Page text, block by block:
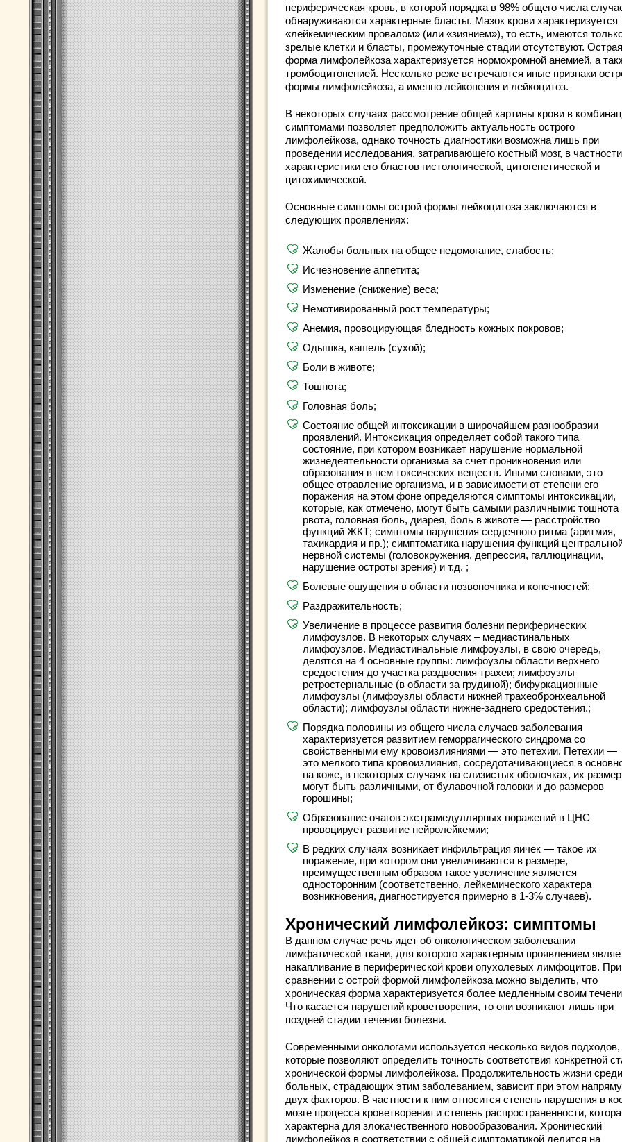
периферическая кровь, в которой порядка в 98% общего числа
обнаруживаются характерные бласты. Мазок крови характеризуется
«лейкемическим провалом» (или «зиянием»), то есть, имеются
зрелые клетки и бласты, промежуточные стадии отсутствуют. Острая
форма лимфолейкоза характеризуется нормохромной анемией, а
тромбоцитопенией. Несколько реже встречаются иные признаки
формы лимфолейкоза, а именно лейкопения и лейкоцитоз.
В некоторых случаях рассмотрение общей картины крови в
симптомами позволяет предположить актуальность острого
лимфолейкоза, однако точность диагностики возможна лишь при
проведении исследования, затрагивающего костный мозг, в
характеристики его бластов гистологической, цитогенетической и
цитохимической.
Основные симптомы острой формы лейкоцитоза заключаются в
следующих проявлениях:
Жалобы больных на общее недомогание, слабость;
Исчезновение аппетита;
Изменение (снижение) веса;
Немотивированный рост температуры;
Анемия, провоцирующая бледность кожных покровов;
Одышка, кашель (сухой);
Боли в животе;
Тошнота;
Головная боль;
Состояние общей интоксикации в широчайшем разнообразии
проявлений. Интоксикация определяет собой такого типа
состояние, при котором возникает нарушение нормальной
жизнедеятельности организма за счет проникновения или
образования в нем токсических веществ. Иными словами, это
общее отравление организма, и в зависимости от степени его
поражения на этом фоне определяются симптомы интоксикации,
которые, как отмечено, могут быть самыми различными: тошнота
рвота, головная боль, диарея, боль в животе — расстройство
функций ЖКТ; симптомы нарушения сердечного ритма (аритмия,
тахикардия и пр.); симптоматика нарушения функций
нервной системы (головокружения, депрессия, галлюцинации,
нарушение остроты зрения) и т.д. ;
Болевые ощущения в области позвоночника и конечностей;
Раздражительность;
Увеличение в процессе развития болезни периферических
лимфоузлов. В некоторых случаях – медиастинальных
лимфоузлов. Медиастинальные лимфоузлы, в свою очередь,
делятся на 4 основные группы: лимфоузлы области верхнего
средостения до участка раздвоения трахеи; лимфоузлы
ретростернальные (в области за грудиной); бифуркационные
лимфоузлы (лимфоузлы области нижней трахеобронхеальной
области); лимфоузлы области нижне-заднего средостения.;
Порядка половины из общего числа случаев заболевания
характеризуется развитием геморрагического синдрома со
свойственными ему кровоизлияниями — это петехии. Петехии —
это мелкого типа кровоизлияния, сосредотачивающиеся в
на коже, в некоторых случаях на слизистых оболочках, их
могут быть различными, от булавочной головки и до размеров
горошины;
Образование очагов экстрамедуллярных поражений в ЦНС
провоцирует развитие нейролейкемии;
В редких случаях возникает инфильтрация яичек — такое их
поражение, при котором они увеличиваются в размере,
преимущественным образом такое увеличение является
односторонним (соответственно, лейкемического характера
возникновения, диагностируется примерно в 1-3% случаев).
Хронический лимфолейкоз: симптомы
В данном случае речь идет об онкологическом заболевании
лимфатической ткани, для которого характерным проявлением
накапливание в периферической крови опухолевых лимфоцитов. При
сравнении с острой формой лимфолейкоза можно выделить, что
хроническая форма характеризуется более медленным своим
Что касается нарушений кроветворения, то они возникают лишь при
поздней стадии течения болезни.
Современными онкологами используется несколько видов подходов,
которые позволяют определить точность соответствия конкретной
хронической формы лимфолейкоза. Продолжительность жизни среди
больных, страдающих этим заболеванием, зависит при этом
двух факторов. В частности к ним относится степень нарушения в
мозге процесса кроветворения и степень распространенности,
характерна для злокачественного новообразования. Хронический
лимфолейкоз в соответствии с общей симптоматикой делится на